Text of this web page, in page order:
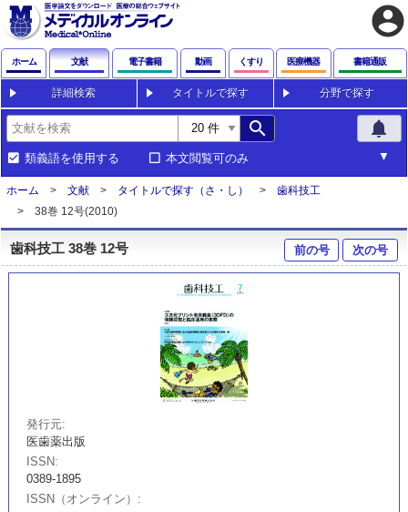
account_circle
ホーム 文献 電子書籍 動画 くすり 医療機器 書籍通販
詳細検索 タイトルで探す 分野で探す
search notifications
類義語を使用する 本文閲覧可のみ
ホーム 文献 タイトルで探す（さ・し）
歯科技工
38巻 12号(2010)
歯科技工 38巻 12号 前の号 次の号
発行元
医歯薬出版
ISSN
0389-1895
ISSN（オンライン）